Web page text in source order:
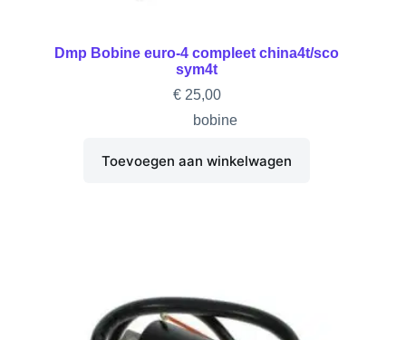
Dmp Bobine euro-4 compleet china4t/sco
sym4t
€25,00
bobine
Toevoegen aan winkelwagen